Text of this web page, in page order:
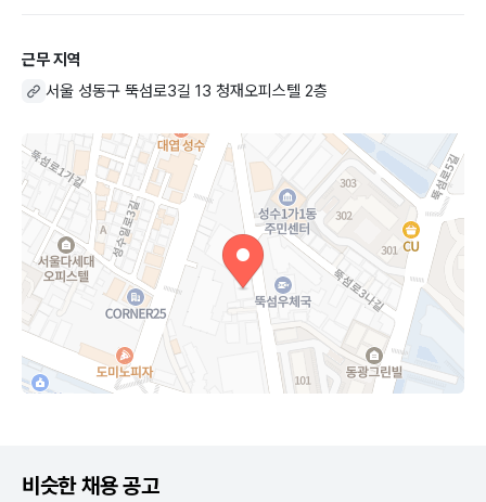
근무 지역
서울 성동구 뚝섬로3길 13 청재오피스텔 2층
비슷한 채용 공고